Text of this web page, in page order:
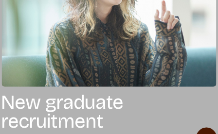
New graduate
recruitment